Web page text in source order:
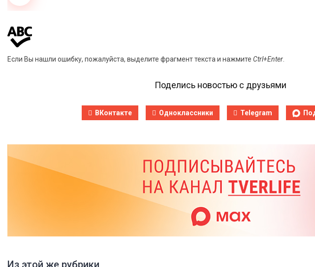
Если Вы нашли ошибку, пожалуйста, выделите фрагмент текста и нажмите Ctrl+Enter
Поделись новостью с друзьями
ВКонтакте Одноклассники Telegram
Из этой же рубрики